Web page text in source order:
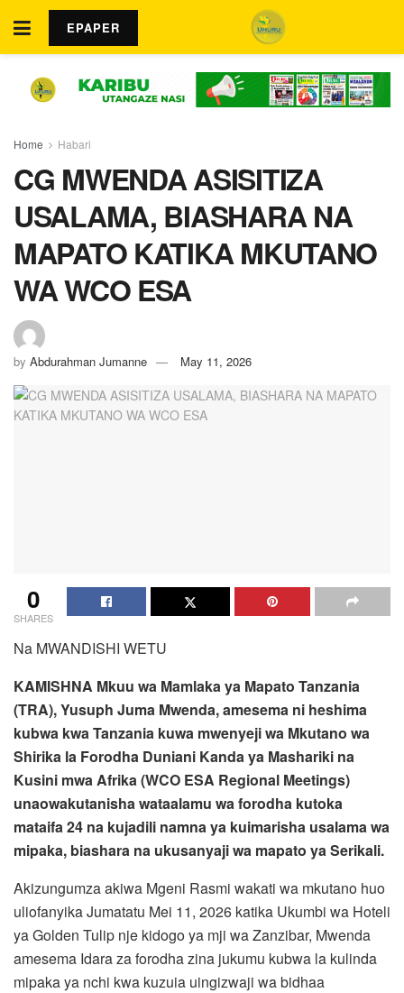
EPAPER
Home Habari
CG MWENDA ASISITIZA
USALAMA, BIASHARA NA
MAPATO KATIKA MKUTANO
WA WCO ESA
by Abdurahman Jumanne May 11, 2026
0
SHARES
Na MWANDISHI WETU
KAMISHNA Mkuu wa Mamlaka ya Mapato Tanzania
(TRA), Yusuph Juma Mwenda, amesema ni heshima
kubwa kwa Tanzania kuwa mwenyeji wa Mkutano wa
Shirika la Forodha Duniani Kanda ya Mashariki na
Kusini mwa Afrika (WCO ESA Regional Meetings)
unaowakutanisha wataalamu wa forodha kutoka
mataifa 24 na kujadili namna ya kuimarisha usalama wa
mipaka, biashara na ukusanyaji wa mapato ya Serikali.
Akizungumza akiwa Mgeni Rasmi wakati wa mkutano huo
uliofanyika Jumatatu Mei 11, 2026 katika Ukumbi wa Hoteli
ya Golden Tulip nje kidogo ya mji wa Zanzibar, Mwenda
amesema Idara za forodha zina jukumu kubwa la kulinda
mipaka ya nchi kwa kuzuia uingizwaji wa bidhaa